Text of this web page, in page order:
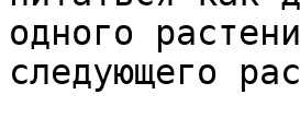
одного
следующего